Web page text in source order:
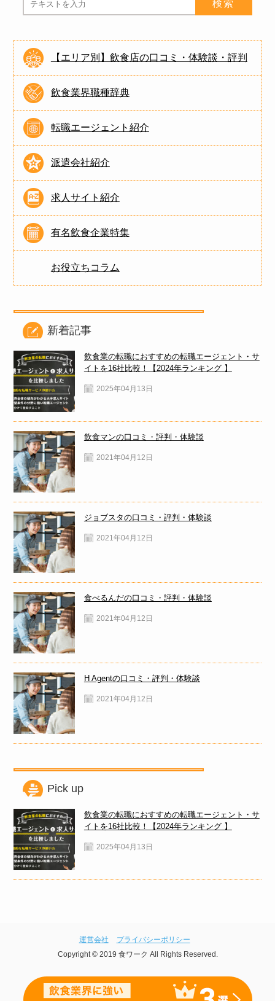
【エリア別】飲食店の口コミ・体験談・評判
飲食業界職種辞典
転職エージェント紹介
派遣会社紹介
求人サイト紹介
有名飲食企業特集
お役立ちコラム
新着記事
飲食業の転職におすすめの転職エージェント・サ
イトを16社比較！【2024年ランキング 】
2025年04月13日
飲食マンの口コミ・評判・体験談
2021年04月12日
ジョブスタの口コミ・評判・体験談
2021年04月12日
食べるんだの口コミ・評判・体験談
2021年04月12日
H Agentの口コミ・評判・体験談
2021年04月12日
Pick up
飲食業の転職におすすめの転職エージェント・サ
イトを16社比較！【2024年ランキング 】
2025年04月13日
運営会社
プライバシーポリシー
Copyright © 2019 食ワーク All Rights Reserved.